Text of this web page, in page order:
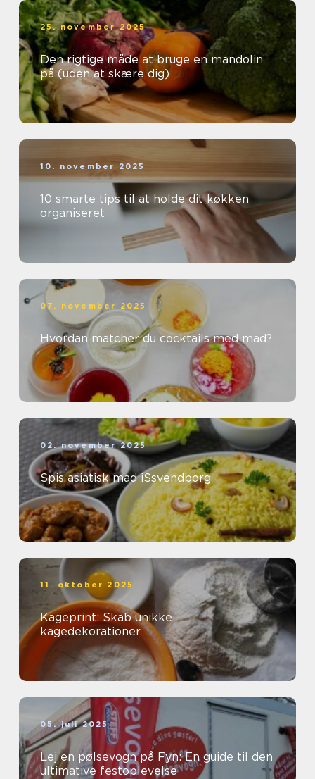
25. november 2025
Den rigtige måde at bruge en mandolin
på (uden at skære dig)
10. november 2025
10 smarte tips til at holde dit køkken
organiseret
07. november 2025
Hvordan matcher du cocktails med mad?
02. november 2025
Spis asiatisk mad iSsvendborg
11. oktober 2025
Kageprint: Skab unikke
kagedekorationer
05. juli 2025
Lej en pølsevogn på Fyn: En guide til den
ultimative festoplevelse